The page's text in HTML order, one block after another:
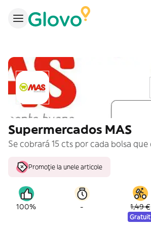
Supermercados MAS
Promoție la unele articole
100% - 1,49 €
Gratuit